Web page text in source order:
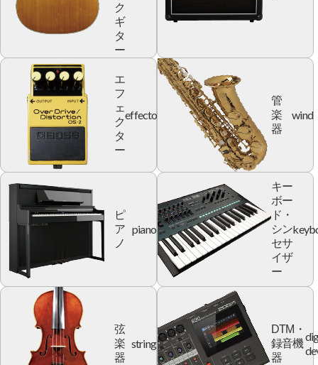
ク
ギ
タ
ー
エ
フ
ェ
ク
タ
ー
effector
管
楽
器
wind
ピ
ア
ノ
piano
キー
ボー
ド・
シン
セサ
イザ
ー
弦
楽
器
string
DTM・
録音機
器